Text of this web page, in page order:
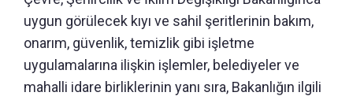
uygun görülecek kıyı ve sahil şeritlerinin bakım,
onarım, güvenlik, temizlik gibi işletme
uygulamalarına ilişkin işlemler, belediyeler ve
mahalli idare birliklerinin yanı sıra, Bakanlığın ilgili